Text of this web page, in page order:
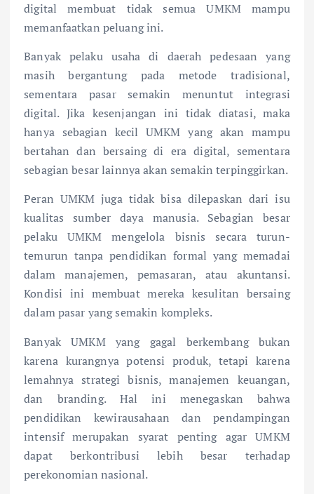
digital membuat tidak semua UMKM mampu
memanfaatkan peluang ini.
Banyak pelaku usaha di daerah pedesaan yang
masih bergantung pada metode tradisional,
sementara pasar semakin menuntut integrasi
digital. Jika kesenjangan ini tidak diatasi, maka
hanya sebagian kecil UMKM yang akan mampu
bertahan dan bersaing di era digital, sementara
sebagian besar lainnya akan semakin terpinggirkan.
Peran UMKM juga tidak bisa dilepaskan dari isu
kualitas sumber daya manusia. Sebagian besar
pelaku UMKM mengelola bisnis secara turun-
temurun tanpa pendidikan formal yang memadai
dalam manajemen, pemasaran, atau akuntansi.
Kondisi ini membuat mereka kesulitan bersaing
dalam pasar yang semakin kompleks.
Banyak UMKM yang gagal berkembang bukan
karena kurangnya potensi produk, tetapi karena
lemahnya strategi bisnis, manajemen keuangan,
dan branding. Hal ini menegaskan bahwa
pendidikan kewirausahaan dan pendampingan
intensif merupakan syarat penting agar UMKM
dapat berkontribusi lebih besar terhadap
perekonomian nasional.